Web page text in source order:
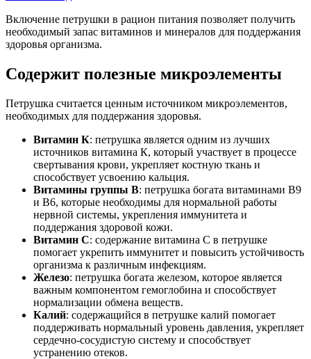
Включение петрушки в рацион питания позволяет получить
необходимый запас витаминов и минералов для поддержания
здоровья организма.
Содержит полезные микроэлементы
Петрушка считается ценным источником микроэлементов,
необходимых для поддержания здоровья.
Витамин К: петрушка является одним из лучших
источников витамина К, который участвует в процессе
свертывания крови, укрепляет костную ткань и
способствует усвоению кальция.
Витамины группы В: петрушка богата витаминами В9
и В6, которые необходимы для нормальной работы
нервной системы, укрепления иммунитета и
поддержания здоровой кожи.
Витамин С: содержание витамина С в петрушке
помогает укрепить иммунитет и повысить устойчивость
организма к различным инфекциям.
Железо: петрушка богата железом, которое является
важным компонентом гемоглобина и способствует
нормализации обмена веществ.
Калий: содержащийся в петрушке калий помогает
поддерживать нормальный уровень давления, укрепляет
сердечно-сосудистую систему и способствует
устранению отеков.